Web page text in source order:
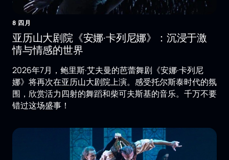
8 四月
亚历山大剧院《安娜·卡列尼娜》：沉浸于激
情与情感的世界
2026年7月，鲍里斯·艾夫曼的芭蕾舞剧《安娜·卡列尼
娜》将再次在亚历山大剧院上演。感受托尔斯泰时代的氛
围，欣赏活力四射的舞蹈和柴可夫斯基的音乐。千万不要
错过这场盛事！